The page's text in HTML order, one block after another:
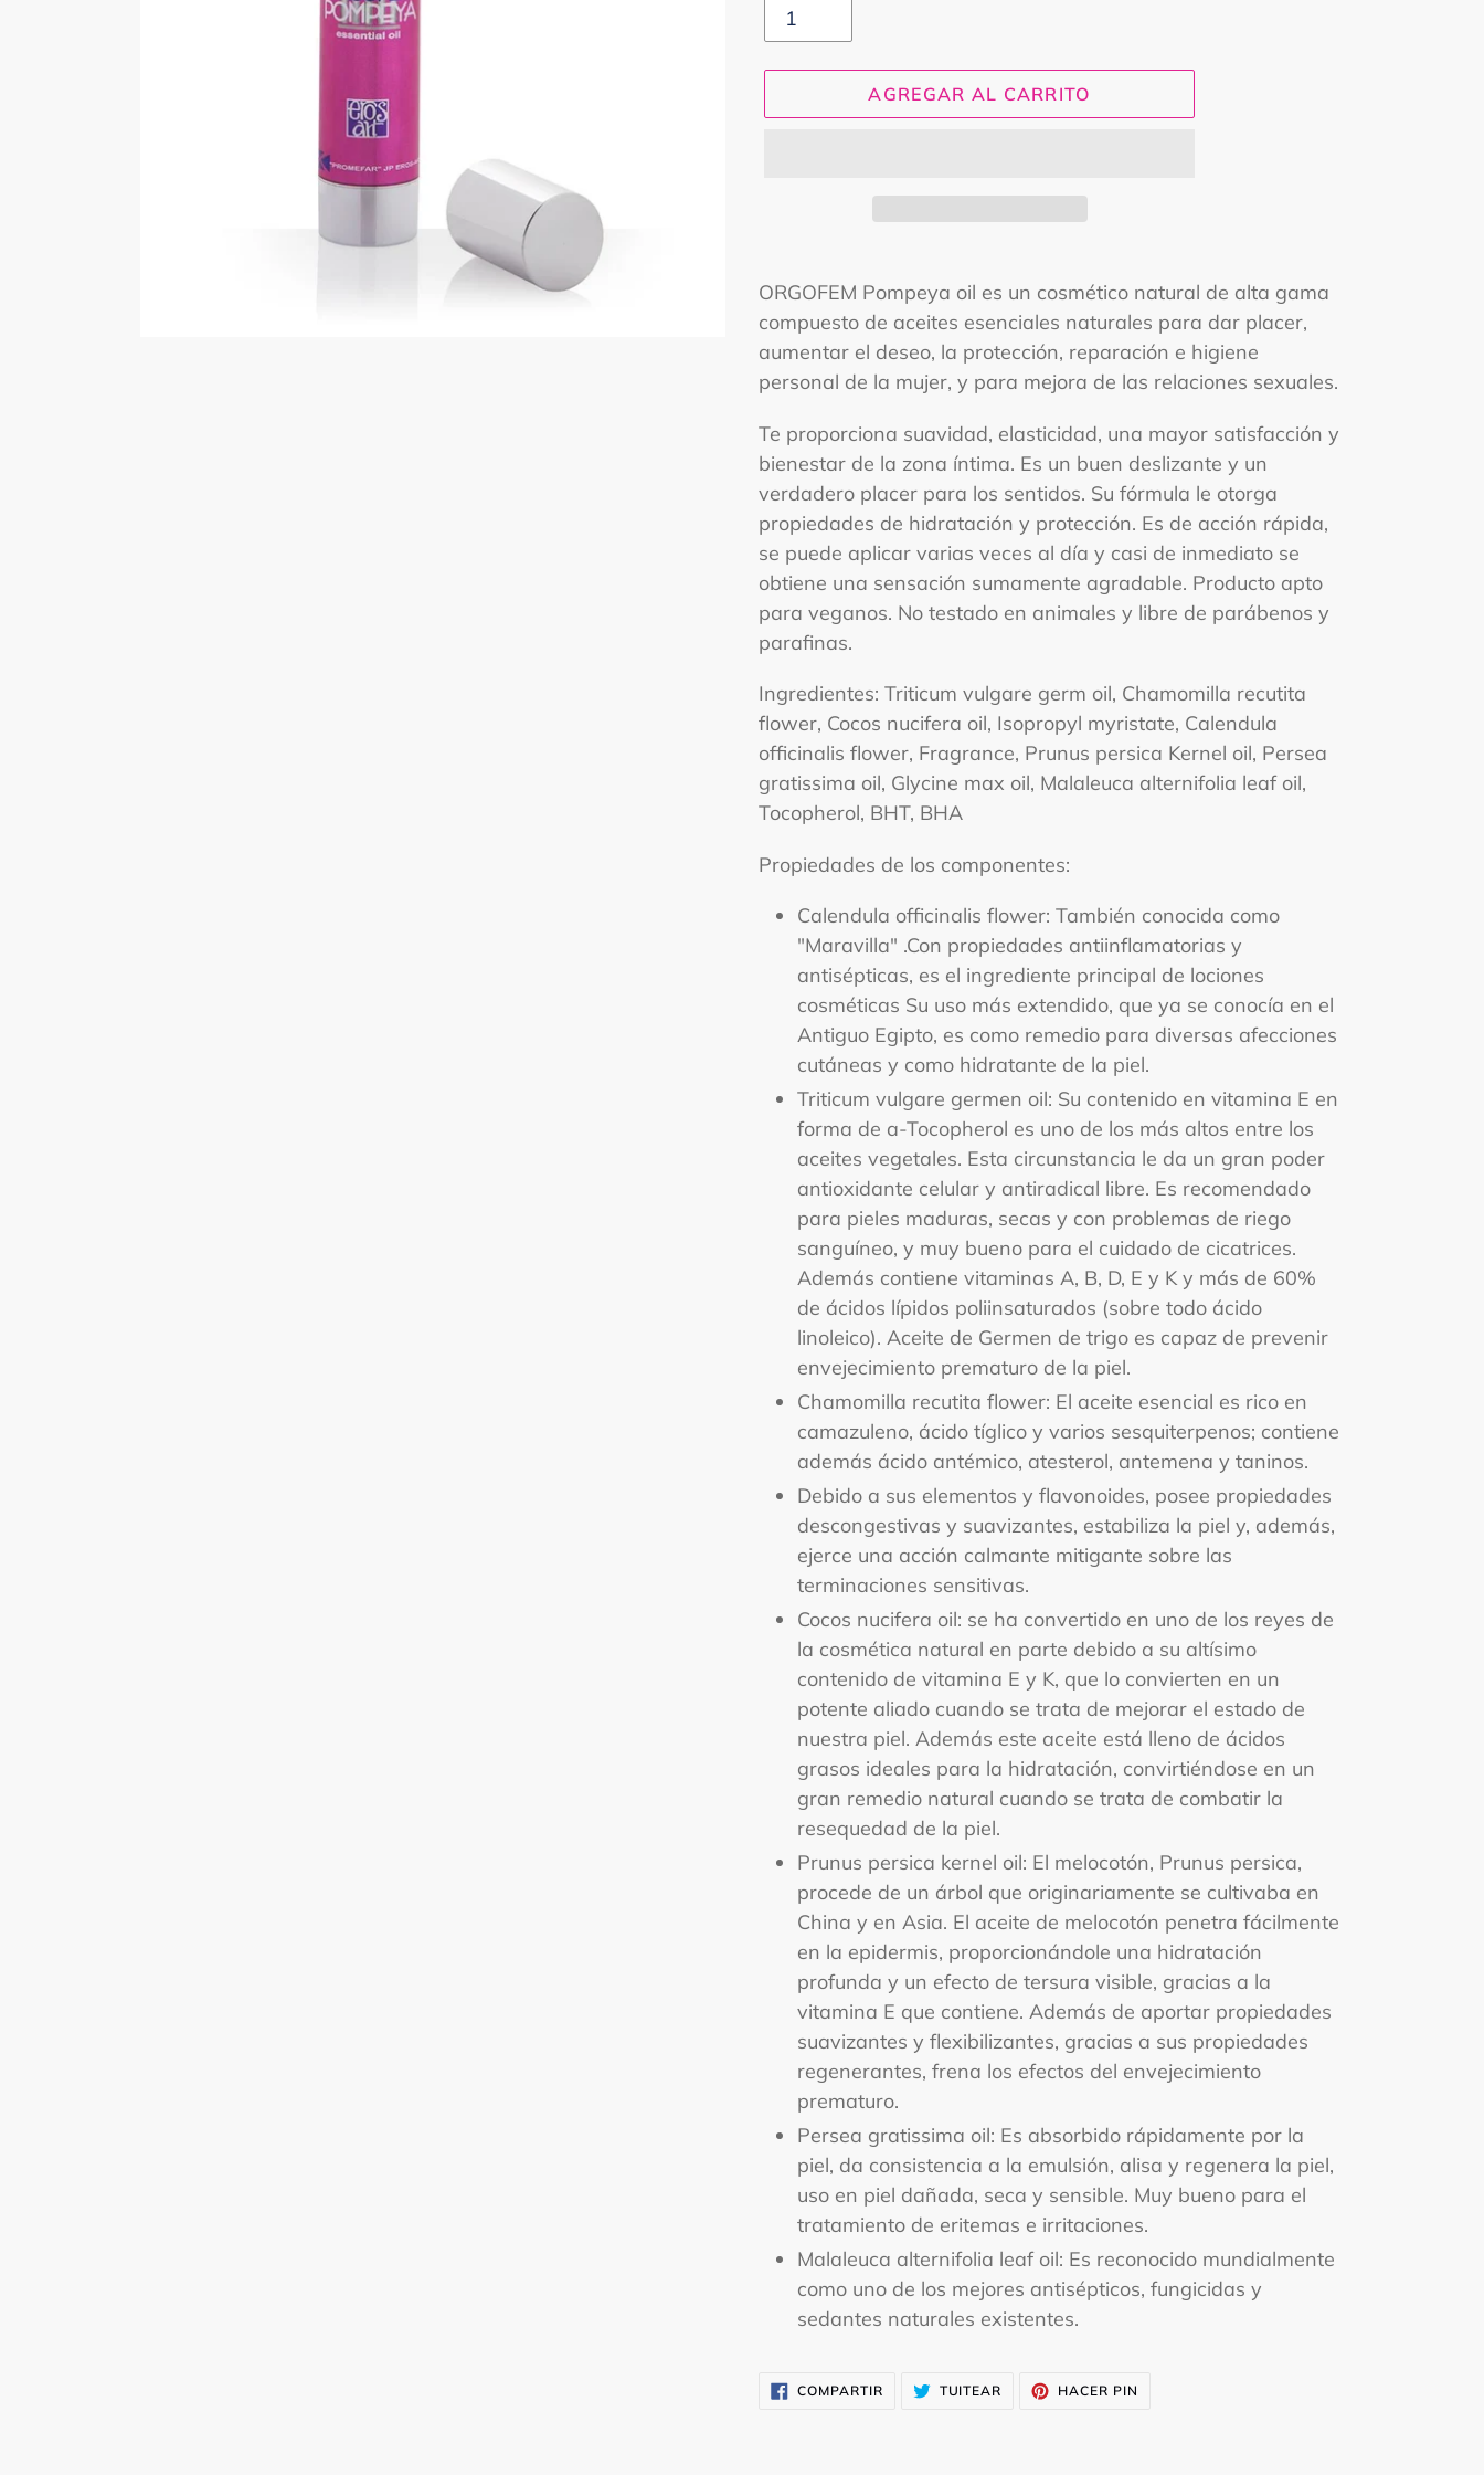
AGREGAR AL CARRITO
el
producto
a
tu
ORGOFEM Pompeya oil es un cosmético natural de alta gama
compuesto de aceites esenciales naturales para dar placer,
aumentar el deseo, la protección, reparación e higiene
personal de la mujer, y para mejora de las relaciones sexuales.
Te proporciona suavidad, elasticidad, una mayor satisfacción y
bienestar de la zona íntima. Es un buen deslizante y un
verdadero placer para los sentidos. Su fórmula le otorga
propiedades de hidratación y protección. Es de acción rápida,
se puede aplicar varias veces al día y casi de inmediato se
obtiene una sensación sumamente agradable. Producto apto
para veganos. No testado en animales y libre de parábenos y
parafinas.
Ingredientes: Triticum vulgare germ oil, Chamomilla recutita
flower, Cocos nucifera oil, Isopropyl myristate, Calendula
officinalis flower, Fragrance, Prunus persica Kernel oil, Persea
gratissima oil, Glycine max oil, Malaleuca alternifolia leaf oil,
Tocopherol, BHT, BHA
Propiedades de los componentes:
Calendula officinalis flower: También conocida como
"Maravilla" .Con propiedades antiinflamatorias y
antisépticas, es el ingrediente principal de lociones
cosméticas Su uso más extendido, que ya se conocía en el
Antiguo Egipto, es como remedio para diversas afecciones
cutáneas y como hidratante de la piel.
Triticum vulgare germen oil: Su contenido en vitamina E en
forma de a-Tocopherol es uno de los más altos entre los
aceites vegetales. Esta circunstancia le da un gran poder
antioxidante celular y antiradical libre. Es recomendado
para pieles maduras, secas y con problemas de riego
sanguíneo, y muy bueno para el cuidado de cicatrices.
Además contiene vitaminas A, B, D, E y K y más de 60%
de ácidos lípidos poliinsaturados (sobre todo ácido
linoleico). Aceite de Germen de trigo es capaz de prevenir
envejecimiento prematuro de la piel.
Chamomilla recutita flower: El aceite esencial es rico en
camazuleno, ácido tíglico y varios sesquiterpenos; contiene
además ácido antémico, atesterol, antemena y taninos.
Debido a sus elementos y flavonoides, posee propiedades
descongestivas y suavizantes, estabiliza la piel y, además,
ejerce una acción calmante mitigante sobre las
terminaciones sensitivas.
Cocos nucifera oil: se ha convertido en uno de los reyes de
la cosmética natural en parte debido a su altísimo
contenido de vitamina E y K, que lo convierten en un
potente aliado cuando se trata de mejorar el estado de
nuestra piel. Además este aceite está lleno de ácidos
grasos ideales para la hidratación, convirtiéndose en un
gran remedio natural cuando se trata de combatir la
resequedad de la piel.
Prunus persica kernel oil: El melocotón, Prunus persica,
procede de un árbol que originariamente se cultivaba en
China y en Asia. El aceite de melocotón penetra fácilmente
en la epidermis, proporcionándole una hidratación
profunda y un efecto de tersura visible, gracias a la
vitamina E que contiene. Además de aportar propiedades
suavizantes y flexibilizantes, gracias a sus propiedades
regenerantes, frena los efectos del envejecimiento
Persea gratissima oil: Es absorbido rápidamente por la
piel, da consistencia a la emulsión, alisa y regenera la piel,
uso en piel dañada, seca y sensible. Muy bueno para el
tratamiento de eritemas e irritaciones.
Malaleuca alternifolia leaf oil: Es reconocido mundialmente
como uno de los mejores antisépticos, fungicidas y
sedantes naturales existentes.
COMPARTIRCOMPARTIR
EN
TUITEAR TUITEARHACER PIN